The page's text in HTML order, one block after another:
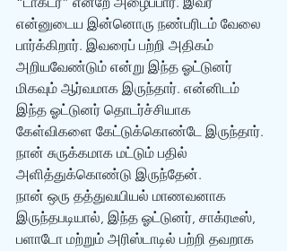
என்னுடைய இன்னொரு நண்பரிடம் வேலை
பார்க்கிறார். இவரைப் பற்றி அதிகம்
அறியவேண்டும் என்று இந்த ஓட்டுனர்
மிகவும் ஆர்வமாக இருந்தார். என்னிடம்
இந்த ஓட்டுனர் தொடர்ச்சியாக
கேள்விகளை கேட்டுக்கொண்டே இருந்தார்.
நான் சுருக்கமாக மட்டும் பதில்
அளித்துக்கொண்டு இருந்தேன்.
நான் ஒரு தத்துவயியல் மாணவனாக
இருந்தபடியால், இந்த ஓட்டுனர், சாக்ரடீஸ்,
பளாடோ மற்றும் அரிஸ்டாடில் பற்றி தவறாக